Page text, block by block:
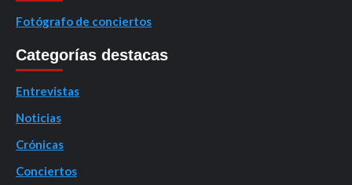
Fotógrafo de conciertos
Categorías destacas
Entrevistas
Noticias
Crónicas
Conciertos